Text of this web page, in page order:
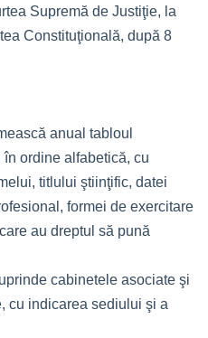
Supremă de Justiţie, la
Constituţională, după 8
anual tabloul
ordine alfabetică, cu
titlului ştiinţific, datei
formei de exercitare
au dreptul să pună
cabinetele asociate şi
cu indicarea sediului şi a